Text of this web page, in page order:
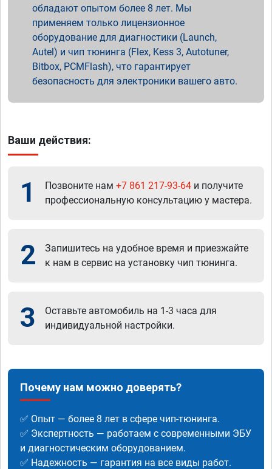
обладают опытом более 8 лет. Мы
применяем только лицензионное
оборудование для диагностики (Launch,
Autel) и чип тюнинга (Flex, Kess 3, Autotuner,
Bitbox, PCMFlash), что гарантирует
безопасность для электроники вашего авто.
Ваши действия:
1 Позвоните нам +7 861 217-93-64 и получите
профессиональную консультацию у мастера.
2
Запишитесь на удобное время и приезжайте
к нам в сервис на установку чип тюнинга.
3
Оставьте автомобиль на 1-3 часа для
индивидуальной настройки.
Почему нам можно доверять?
✅ Опыт — более 8 лет в сфере чип-тюнинга.
✅ Экспертность — работаем с современными ЭБУ
и диагностическим оборудованием.
✅ Надежность — гарантия на все виды работ.